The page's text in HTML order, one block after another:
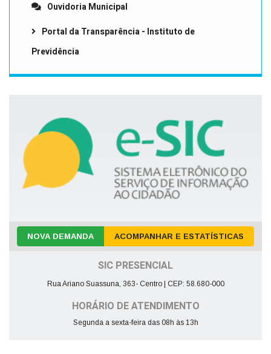
Ouvidoria Municipal
Portal da Transparência - Instituto de
Previdência
NOVA DEMANDA ACOMPANHAR E ESTATÍSTICAS
SIC PRESENCIAL
Rua Ariano Suassuna, 363- Centro | CEP: 58.680-000
HORÁRIO DE ATENDIMENTO
Segunda a sexta-feira das 08h às 13h